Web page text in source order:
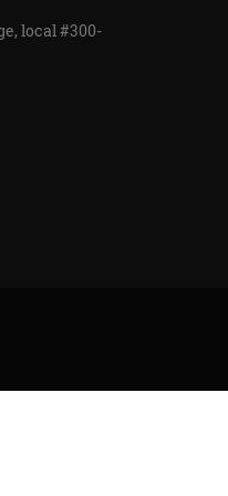
local #300-